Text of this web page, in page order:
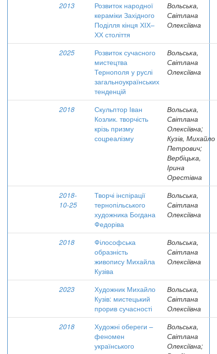
2013
Розвиток народної
кераміки Західного
Поділля кінця ХІХ–
ХХ століття
Вольська,
Світлана
Олексіївна
2025
Розвиток сучасного
мистецтва
Тернополя у руслі
загальноукраїнських
тенденцій
Вольська,
Світлана
Олексіївна
2018
Скульптор Іван
Козлик. творчість
крізь призму
соцреалізму
Вольська,
Світлана
Олексіївна;
Кузів, Михайло
Петрович;
Вербіцька,
Ірина
Орестівна
2018-
10-25
Творчі інспірації
тернопільського
художника Богдана
Федоріва
Вольська,
Світлана
Олексіївна
2018
Філософська
образність
живопису Михайла
Кузіва
Вольська,
Світлана
Олексіївна
2023
Художник Михайло
Кузів: мистецький
прорив сучасності
Вольська,
Світлана
Олексіївна
2018
Художні обереги –
феномен
українського
Вольська,
Світлана
Олексіївна;